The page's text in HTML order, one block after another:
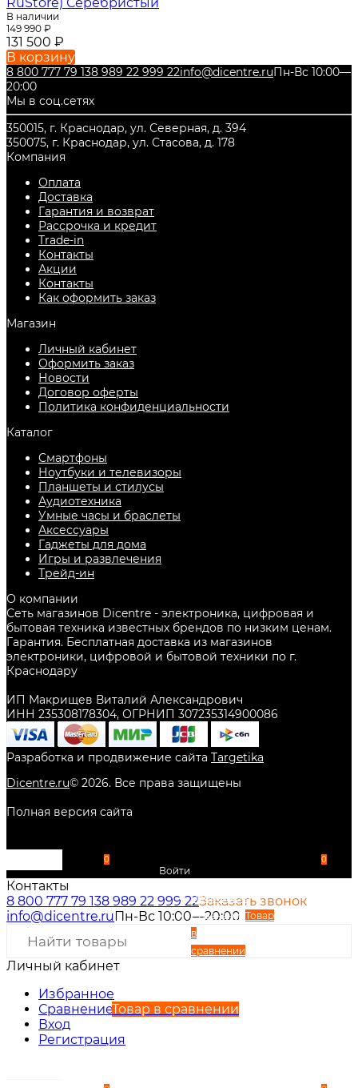
В наличии
149 990 ₽
131 500 ₽
В корзину
8 800 777 79 138 989 22 999 22info@dicentre.ruПн-Вс 10:00—
20:00
Мы в соц.сетях
350015, г. Краснодар, ул. Северная, д. 394
350075, г. Краснодар, ул. Стасова, д. 178
Компания
Оплата
Доставка
Гарантия и возврат
Рассрочка и кредит
Trade-in
Контакты
Акции
Контакты
Как оформить заказ
Магазин
Личный кабинет
Оформить заказ
Новости
Договор оферты
Политика конфиденциальности
Каталог
Смартфоны
Ноутбуки и телевизоры
Планшеты и стилусы
Аудиотехника
Умные часы и браслеты
Аксессуары
Гаджеты для дома
Игры и развлечения
Трейд-ин
О компании
Сеть магазинов Dicentre - электроника, цифровая и
бытовая техника известных брендов по низким ценам.
Гарантия. Бесплатная доставка из магазинов
электроники, цифровой и бытовой техники по г.
Краснодару
ИП Макрищев Виталий Александрович
ИНН 235308178304, ОГРНИП 307235314900086
Разработка и продвижение сайта Targetika
Dicentre.ru© 2026. Все права защищены
Полная версия сайта
0
Войти
Избранное
Сравнение Товар
в
сравнении
0
Контакты
8 800 777 79 138 989 22 999 22Заказать звонок
info@dicentre.ruПн-Вс 10:00—20:00
Личный кабинет
Избранное
СравнениеТовар в сравнении
Вход
Регистрация